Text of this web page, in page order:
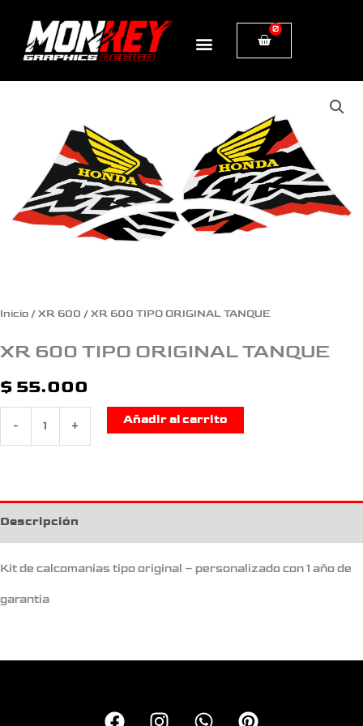
0
Cart
Inicio / XR 600 / XR 600 TIPO ORIGINAL TANQUE
XR 600 TIPO ORIGINAL TANQUE
$ 55.000
-
ORIGINAL
TANQUE
+
Añadir al carrito
Descripción
Kit de calcomanias tipo original – personalizado con 1 año de
garantia